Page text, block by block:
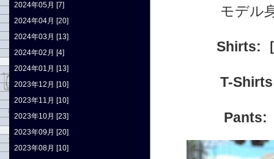
モデル
Shirts:
T-
Pants:
2024年05月 [7]
2024年04月 [20]
2024年03月 [13]
2024年02月 [4]
2024年01月 [13]
2023年12月 [10]
2023年11月 [10]
2023年10月 [23]
2023年09月 [20]
2023年08月 [10]